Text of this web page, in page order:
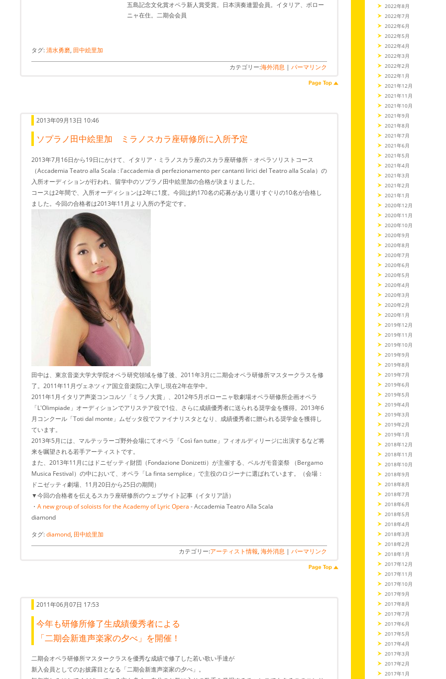
五島記念文化賞オペラ新人賞受賞。日本演奏連盟会員。イタリア、ボロー
ニャ在住。二期会会員
タグ:清水勇磨, 田中絵里加
カテゴリー:海外消息 | パーマリンク
2013年09月13日 10:46
ソプラノ田中絵里加 ミラノスカラ座研修所に入所予定
2013年7月16日から19日にかけて、イタリア・ミラノスカラ座のスカラ座研修所・オペラソリストコース
（Accademia Teatro alla Scala : l'accademia di perfezionamento per cantanti lirici del Teatro alla Scala）の
入所オーディションが行われ、留学中のソプラノ田中絵里加の合格が決まりました。
コースは2年間で、入所オーディションは2年に1度。今回は約170名の応募があり選りすぐりの10名が合格し
ました。今回の合格者は2013年11月より入所の予定です。
田中は、東京音楽大学大学院オペラ研究領域を修了後、2011年3月に二期会オペラ研修所マスタークラスを修
了。2011年11月ヴェネツィア国立音楽院に入学し現在2年在学中。
2011年1月イタリア声楽コンコルソ「ミラノ大賞」、2012年5月ボローニャ歌劇場オペラ研修所企画オペラ
「L'Olimpiade」オーディションでアリステア役で1位、さらに成績優秀者に送られる奨学金を獲得。2013年6
月コンクール「Toti dal monte」ムゼッタ役でファイナリスタとなり、成績優秀者に贈られる奨学金を獲得し
ています。
2013年5月には、マルテッラーゴ野外会場にてオペラ「Così fan tutte」フィオルディリージに出演するなど将
来を嘱望される若手アーティストです。
また、2013年11月にはドニゼッティ財団（Fondazione Donizetti）が主催する、ベルガモ音楽祭 （Bergamo
Musica Festival）の中において、オペラ「La finta semplice」で主役のロジーナに選ばれています。（会場：
ドニゼッティ劇場、11月20日から25日の期間）
▼今回の合格者を伝えるスカラ座研修所のウェブサイト記事（イタリア語）
・ A new group of soloists for the Academy of Lyric Opera - Accademia Teatro Alla Scala
diamond
タグ:diamond, 田中絵里加
カテゴリー:アーティスト情報, 海外消息 | パーマリンク
2011年06月07日 17:53
今年も研修所修了生成績優秀者による
「二期会新進声楽家の夕べ」を開催！
二期会オペラ研修所マスタークラスを優秀な成績で修了した若い歌い手達が
新入会員としてのお披露目となる「二期会新進声楽家の夕べ」。
2022年8月
2022年7月
2022年6月
2022年5月
2022年4月
2022年3月
2022年2月
2022年1月
2021年12月
2021年11月
2021年10月
2021年9月
2021年8月
2021年7月
2021年6月
2021年5月
2021年4月
2021年3月
2021年2月
2021年1月
2020年12月
2020年11月
2020年10月
2020年9月
2020年8月
2020年7月
2020年6月
2020年5月
2020年4月
2020年3月
2020年2月
2020年1月
2019年12月
2019年11月
2019年10月
2019年9月
2019年8月
2019年7月
2019年6月
2019年5月
2019年4月
2019年3月
2019年2月
2019年1月
2018年12月
2018年11月
2018年10月
2018年9月
2018年8月
2018年7月
2018年6月
2018年5月
2018年4月
2018年3月
2018年2月
2018年1月
2017年12月
2017年11月
2017年10月
2017年9月
2017年8月
2017年7月
2017年6月
2017年5月
2017年4月
2017年3月
2017年2月
2017年1月